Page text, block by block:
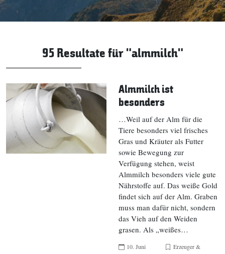
95 Resultate für "almmilch"
Almmilch ist
besonders
…Weil auf der Alm für die
Tiere besonders viel frisches
Gras und Kräuter als Futter
sowie Bewegung zur
Verfügung stehen, weist
Almmilch besonders viele gute
Nährstoffe auf. Das weiße Gold
findet sich auf der Alm. Graben
muss man dafür nicht, sondern
das Vieh auf den Weiden
grasen. Als „weißes…
10. Juni
Erzeuger &